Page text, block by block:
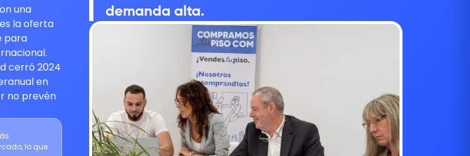
una
la oferta
para
cerró 2024
en
no prevén
lo que
demanda alta.